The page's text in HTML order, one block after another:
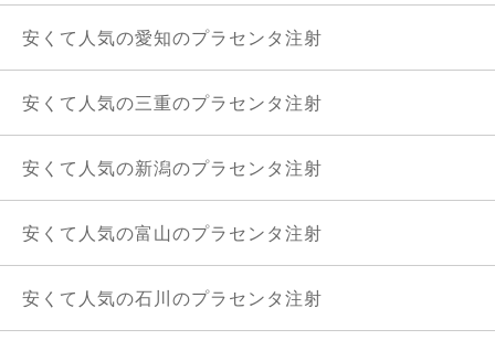
安くて人気の愛知のプラセンタ注射
安くて人気の三重のプラセンタ注射
安くて人気の新潟のプラセンタ注射
安くて人気の富山のプラセンタ注射
安くて人気の石川のプラセンタ注射